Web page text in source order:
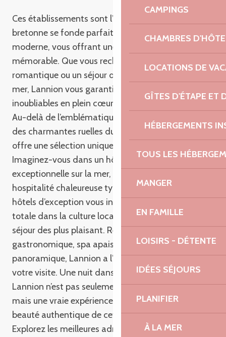
CAMPINGS
CHAMBRES
LOCATIONS DE
GÎTES D'ÉTAPE ET
HÉBERGEMENTS
TOUS LES
MANGER
EN FAMILLE
LOISIRS - DÉTENTE
IDÉES SÉJOURS
PLANIFIER
À LA MER
Brit Hotel Confort Lannion Centre Gare
Hôtel Arcadia
BRIT HÔTEL CONFORT Lannion vers Perros-Guirec
Ces établissements sont l’endroit où la tradition
bretonne se fonde parfaitement avec le confort
moderne, vous offrant une expérience de séjour
mémorable. Que vous recherchiez une escapade
romantique ou un séjour décontracté en bord de
mer, Lannion vous garantit des moments
inoubliables en plein cœur de la Bretagne.
Au-delà de l’emblématique Côte de Granit Rose et
des charmantes ruelles du vieux centre, Lannion
offre une sélection unique d’hôtels de charme.
Imaginez-vous dans un hôtel avec une vue
exceptionnelle sur la mer, accueilli par une
hospitalité chaleureuse typiquement bretonne. Ces
hôtels d’exception vous invitent à une immersion
totale dans la culture locale tout en proposant un
séjour des plus plaisant. Restaurant
gastronomique, spa apaisant ou chambre avec vue
panoramique, Lannion a l’établissement idéal pour
votre visite. Une nuit dans l’un de ces hôtels à
Lannion n’est pas seulement une simple nuitée,
mais une vraie expérience immersive au cœur de la
beauté authentique de cette ville bretonne.
Explorez les meilleures adresses d’hôtel Lannion